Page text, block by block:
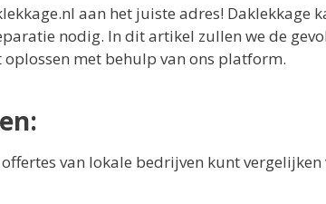
aan het juiste adres! Daklekkage
nodig. In dit artikel zullen we de
met behulp van ons platform.
van lokale bedrijven kunt vergelijken